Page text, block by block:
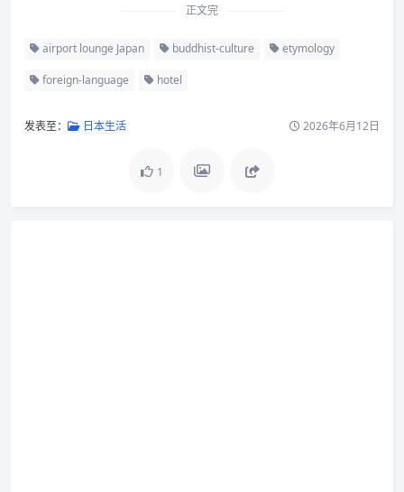
正文完
airport lounge Japan buddhist-culture etymology
foreign-language hotel
发表至： 日本生活 2026年6月12日
1